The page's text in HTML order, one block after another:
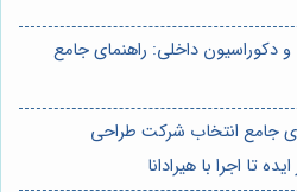
دکوراسیون داخلی: راهنمای جامع
جامع انتخاب شرکت طراحی
تا اجرا با هیرادانا